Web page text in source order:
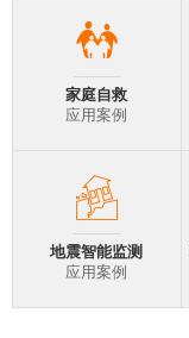
家庭自救
应用案例
地震智能监测
应用案例